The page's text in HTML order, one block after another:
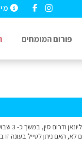
פורום המומחים
שלום
האם ניתן לטייל בעונה זו